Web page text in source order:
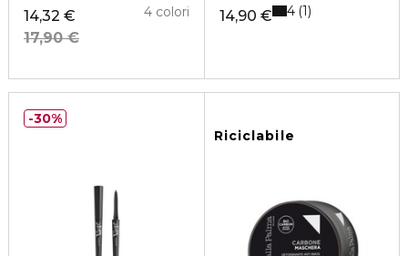
14,32 €
17,90 €
4 colori 14,90 € 4 1
30%
Riciclabile